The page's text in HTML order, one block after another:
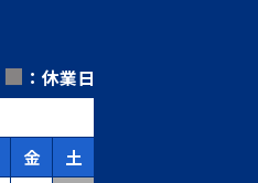
■ ：休業日
金 土